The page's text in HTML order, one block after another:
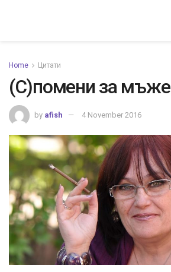
Home Цитати
(С)помени за мъже
by afish 4 November 2016